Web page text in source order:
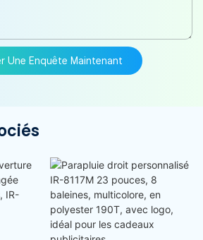
Une Enquête Maintenant